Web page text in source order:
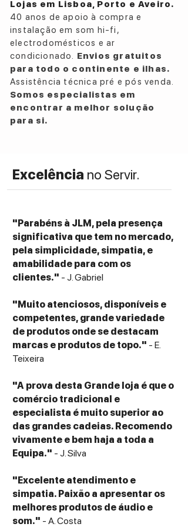
Lojas em Lisboa, Porto e Aveiro.
40 anos de apoio à compra e
instalação em som hi-fi,
electrodomésticos e ar
condicionado. Envios gratuitos
para todo o continente e ilhas.
Assistência técnica pré e pós venda.
Somos especialistas em
encontrar a melhor solução
para si.
Excelência no Servir.
"Parabéns à JLM, pela presença
significativa que tem no mercado,
pela simplicidade, simpatia, e
amabilidade para com os
clientes." - J. Gabriel
"Muito atenciosos, disponíveis e
competentes, grande variedade
de produtos onde se destacam
marcas e produtos de topo." - E.
Teixeira
"A prova desta Grande loja é que o
comércio tradicional e
especialista é muito superior ao
das grandes cadeias. Recomendo
vivamente e bem haja a toda a
Equipa." - J. Silva
"Excelente atendimento e
simpatia. Paixão a apresentar os
melhores produtos de áudio e
som." - A. Costa